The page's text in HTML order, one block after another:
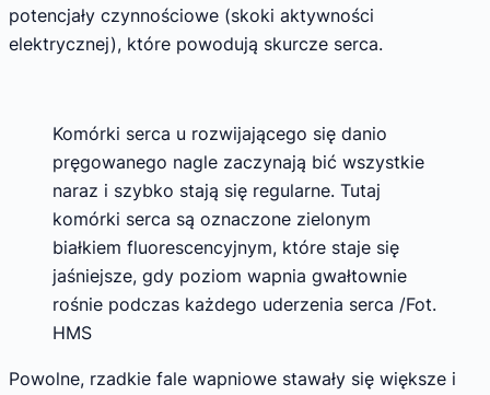
potencjały czynnościowe (skoki aktywności
elektrycznej), które powodują skurcze serca.
Komórki serca u rozwijającego się danio
pręgowanego nagle zaczynają bić wszystkie
naraz i szybko stają się regularne. Tutaj
komórki serca są oznaczone zielonym
białkiem fluorescencyjnym, które staje się
jaśniejsze, gdy poziom wapnia gwałtownie
rośnie podczas każdego uderzenia serca /Fot.
HMS
Powolne, rzadkie fale wapniowe stawały się większe i